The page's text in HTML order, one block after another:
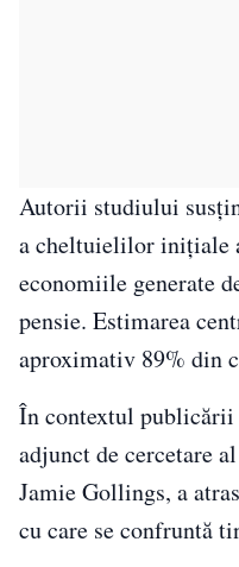
Autorii studiului
a cheltuielilor inițiale
economiile generate
pensie. Estimarea
aproximativ 89% din
În contextul
adjunct de cercetare
Jamie Gollings, a
cu care se confruntă